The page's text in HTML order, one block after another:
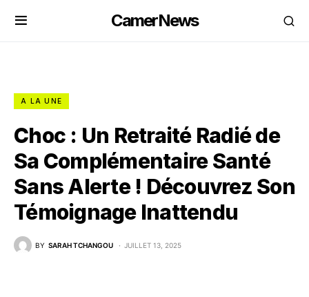
CamerNews
A LA UNE
Choc : Un Retraité Radié de
Sa Complémentaire Santé
Sans Alerte ! Découvrez Son
Témoignage Inattendu
BY SARAH TCHANGOU JUILLET 13, 2025